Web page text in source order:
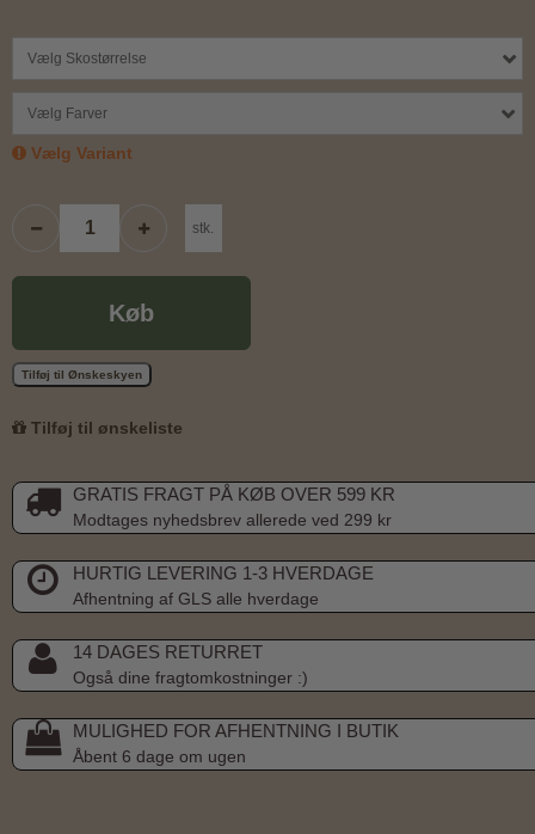
Vælg Skostørrelse
Vælg Farver
Vælg Variant
stk.
Køb
Tilføj til Ønskeskyen
Tilføj til ønskeliste
GRATIS FRAGT PÅ KØB OVER 599 KR
Modtages nyhedsbrev allerede ved 299 kr
HURTIG LEVERING 1-3 HVERDAGE
Afhentning af GLS alle hverdage
14 DAGES RETURRET
Også dine fragtomkostninger :)
MULIGHED FOR AFHENTNING I BUTIK
Åbent 6 dage om ugen